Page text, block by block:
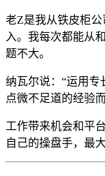
老Z是我从铁皮柜
入。我每次都能从
题不大。
纳瓦尔说：“运用
点微不足道的经验
工作带来机会和平
自己的操盘手，最